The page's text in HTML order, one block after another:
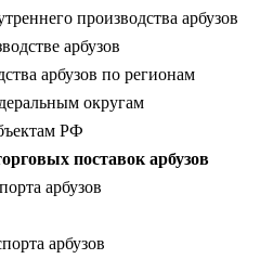
производства арбузов
арбузов
арбузов по регионам
округам
РФ
поставок арбузов
арбузов
арбузов